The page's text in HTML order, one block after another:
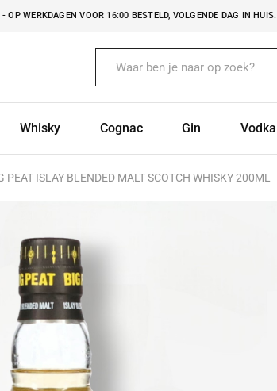
OP WERKDAGEN VOOR 16:00 BESTELD, VOLGENDE DAG IN HUIS.
Whisky Cognac Gin Vodka
PEAT ISLAY BLENDED MALT SCOTCH WHISKY 200ML